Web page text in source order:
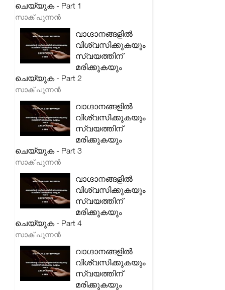
ചെയ്യുക - Part 1
സാക് പുന്നൻ
വാഗ്ദാനങ്ങളിൽ
വിശ്വസിക്കുകയും
സ്വയത്തിന്
മരിക്കുകയും
ചെയ്യുക - Part 2
സാക് പുന്നൻ
വാഗ്ദാനങ്ങളിൽ
വിശ്വസിക്കുകയും
സ്വയത്തിന്
മരിക്കുകയും
ചെയ്യുക - Part 3
സാക് പുന്നൻ
വാഗ്ദാനങ്ങളിൽ
വിശ്വസിക്കുകയും
സ്വയത്തിന്
മരിക്കുകയും
ചെയ്യുക - Part 4
സാക് പുന്നൻ
വാഗ്ദാനങ്ങളിൽ
വിശ്വസിക്കുകയും
സ്വയത്തിന്
മരിക്കുകയും